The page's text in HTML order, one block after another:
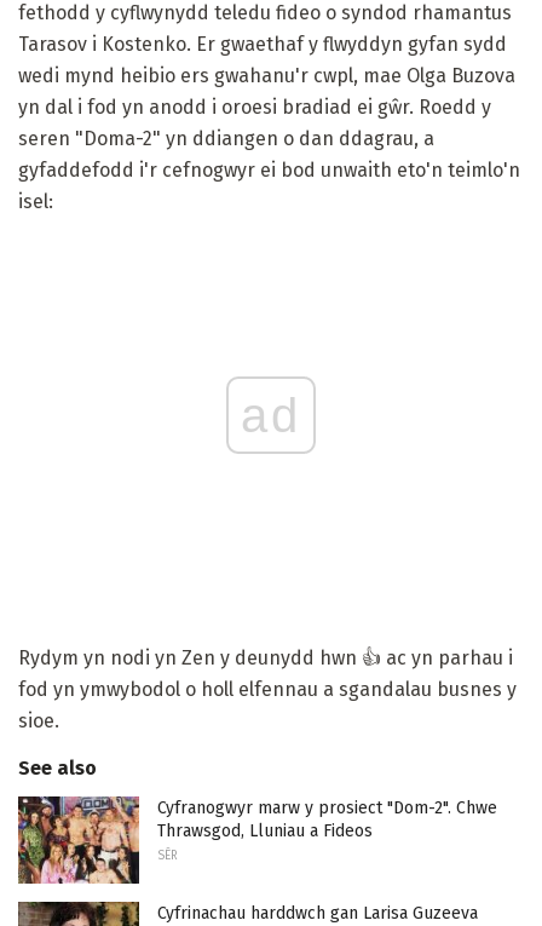
fethodd y cyflwynydd teledu fideo o syndod rhamantus
Tarasov i Kostenko. Er gwaethaf y flwyddyn gyfan sydd
wedi mynd heibio ers gwahanu'r cwpl, mae Olga Buzova
yn dal i fod yn anodd i oroesi bradiad ei gŵr. Roedd y
seren "Doma-2" yn ddiangen o dan ddagrau, a
gyfaddefodd i'r cefnogwyr ei bod unwaith eto'n teimlo'n
isel:
ad
Rydym yn nodi yn Zen y deunydd hwn 👍 ac yn parhau i
fod yn ymwybodol o holl elfennau a sgandalau busnes y
sioe.
See also
Cyfranogwyr marw y prosiect "Dom-2". Chwe
Thrawsgod, Lluniau a Fideos
SÊR
Cyfrinachau harddwch gan Larisa Guzeeva